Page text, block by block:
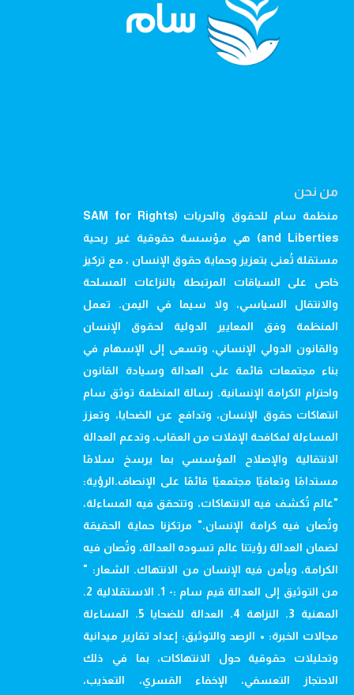
من نحن
منظمة سام للحقوق والحريات (SAM for Rights
and Liberties) هي مؤسسة حقوقية غير ربحية
مستقلة تُعنى بتعزيز وحماية حقوق الإنسان ، مع تركيز
خاص على السياقات المرتبطة بالنزاعات المسلحة
والانتقال السياسي، ولا سيما في اليمن. تعمل
المنظمة وفق المعايير الدولية لحقوق الإنسان
والقانون الدولي الإنساني، وتسعى إلى الإسهام في
بناء مجتمعات قائمة على العدالة وسيادة القانون
واحترام الكرامة الإنسانية. رسالة المنظمة توثق سام
انتهاكات حقوق الإنسان، وتدافع عن الضحايا، وتعزز
المساءلة لمكافحة الإفلات من العقاب، وتدعم العدالة
الانتقالية والإصلاح المؤسسي بما يرسخ سلامًا
مستدامًا وتعافيًا مجتمعيًا قائمًا على الإنصاف.الرؤية:
"عالم تُكشف فيه الانتهاكات، وتتحقق فيه المساءلة،
وتُصان فيه كرامة الإنسان." مرتكزنا حماية الحقيقة
لضمان العدالة رؤيتنا عالم تسوده العدالة، وتُصان فيه
الكرامة، ويأمن فيه الإنسان من الانتهاك. الشعار: "
من التوثيق إلى العدالة قيم سام :- 1. الاستقلالية 2.
المهنية 3. النزاهة 4. العدالة للضحايا 5. المساءلة
مجالات الخبرة: • الرصد والتوثيق: إعداد تقارير ميدانية
وتحليلات حقوقية حول الانتهاكات، بما في ذلك
الاحتجاز التعسفي، الإخفاء القسري، التعذيب،